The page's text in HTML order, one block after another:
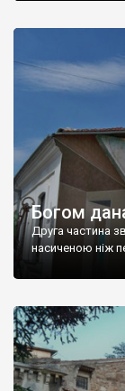
Богом
Друга частина
насиченою ніж